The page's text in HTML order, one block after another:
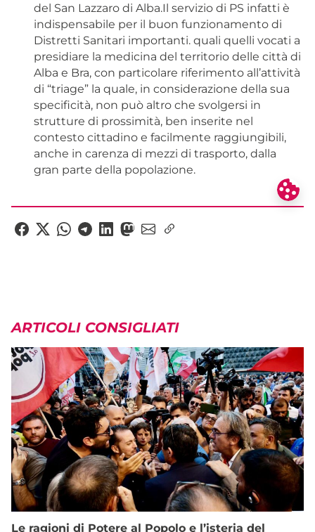
del San Lazzaro di Alba.Il servizio di PS infatti è
indispensabile per il buon funzionamento di
Distretti Sanitari importanti. quali quelli vocati a
presidiare la medicina del territorio delle città di
Alba e Bra, con particolare riferimento all’attività
di “triage” la quale, in considerazione della sua
specificità, non può altro che svolgersi in
strutture di prossimità, ben inserite nel
contesto cittadino e facilmente raggiungibili,
anche in carenza di mezzi di trasporto, dalla
gran parte della popolazione.
ARTICOLI CONSIGLIATI
Le ragioni di Potere al Popolo e l’isteria del